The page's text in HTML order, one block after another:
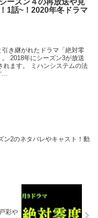
1話~！2020年冬ドラマ
き継がれたドラマ「絶対零
2018年にシーズン3が放送
れます。 ミハンシステムの法
...
ン2のネタバレやキャスト！動
彩や